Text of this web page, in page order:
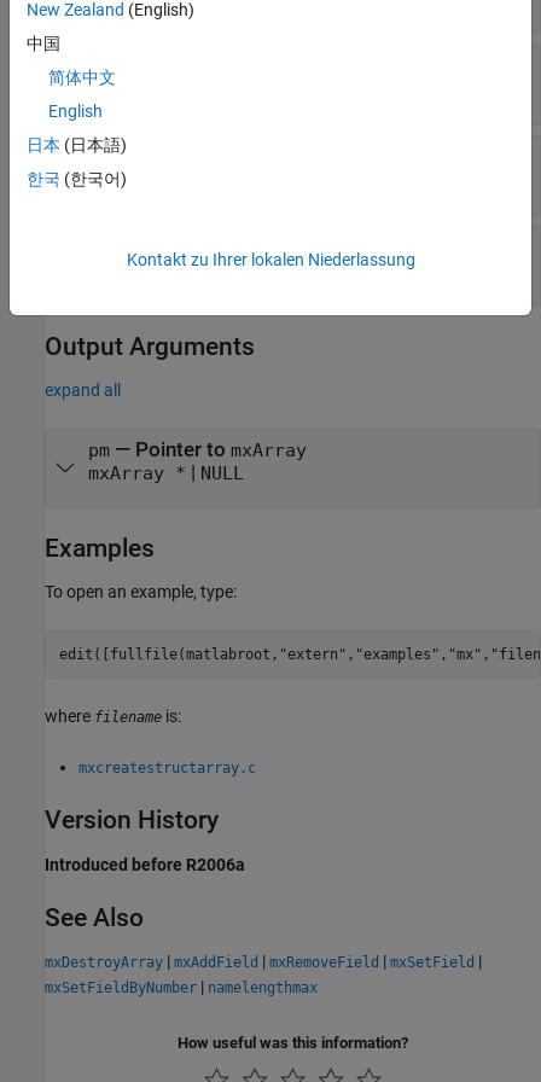
dims
array of
nfields
int
fieldnames — Field names
const char **
Output Arguments
expand all
pm— Pointer to mxArray
mxArray * | NULL
Examples
To open an example, type:
edit([fullfile(matlabroot, "extern" , "examples" , "mx" ,
where filename is:
mxcreatestructarray.c
Version History
Introduced before R2006a
See Also
mxDestroyArray | mxAddField | mxRemoveField | mxSetField |
mxSetFieldByNumber | namelengthmax
How useful was this information?
New Zealand (English)
中国
简体中文
English
日本 (日本語)
한국 (한국어)
Kontakt zu Ihrer lokalen Niederlassung